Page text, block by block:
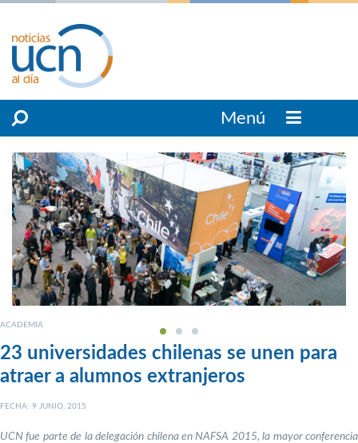
Menú
ACADEMIA
23 universidades chilenas se unen para
atraer a alumnos extranjeros
FECHA: 9 JUNIO, 2015
UCN fue parte de la delegación chilena en NAFSA 2015, la mayor conferencia